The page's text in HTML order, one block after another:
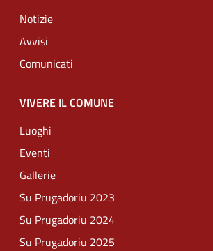
Notizie
Avvisi
Comunicati
VIVERE IL COMUNE
Luoghi
Eventi
Gallerie
Su Prugadoriu 2023
Su Prugadoriu 2024
Su Prugadoriu 2025